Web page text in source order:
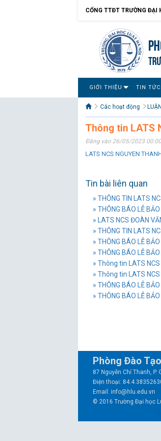
CỔNG TTĐT TRƯỜNG ĐẠI
GIỚI THIỆU TIN TỨC
Các hoạt động
Thông tin LATS
Đăng vào 26/05/2023 00:00
LATS NCS NGUYEN
Tin bài liên quan
» THÔNG TIN LATS
» THÔNG BÁO LỄ
» LATS NCS ĐOÀN
» THÔNG TIN LATS
» THÔNG BÁO LỄ
» THÔNG BÁO LỄ
» Thông tin LATS
» Thông tin LATS
» THÔNG BÁO LỄ
» THÔNG BÁO LỄ
Phòng Đào
87 Nguyễn Chí Thanh, P.
Điện thoại:
Email: info@hlu.edu.vn
© 2016 Trường Đại học